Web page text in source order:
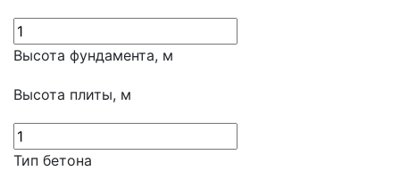
Высота фундамента, м
Высота плиты, м
Тип бетона